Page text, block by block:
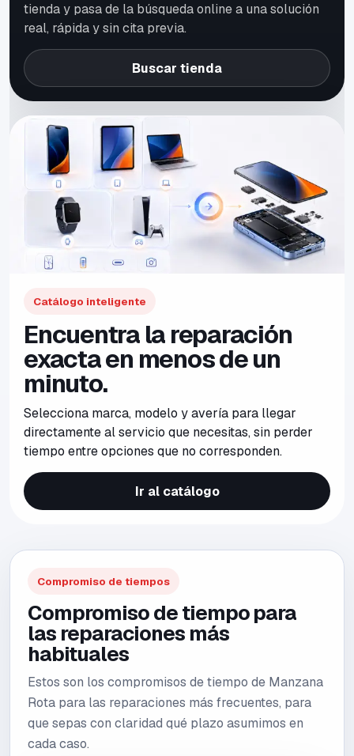
tienda y pasa de la búsqueda online a una solución
real, rápida y sin cita previa.
Buscar tienda
Catálogo inteligente
Encuentra la reparación
exacta en menos de un
minuto.
Selecciona marca, modelo y avería para llegar
directamente al servicio que necesitas, sin perder
tiempo entre opciones que no corresponden.
Ir al catálogo
Compromiso de tiempos
Compromiso de tiempo para
las reparaciones más
habituales
Estos son los compromisos de tiempo de Manzana
Rota para las reparaciones más frecuentes, para
que sepas con claridad qué plazo asumimos en
cada caso.